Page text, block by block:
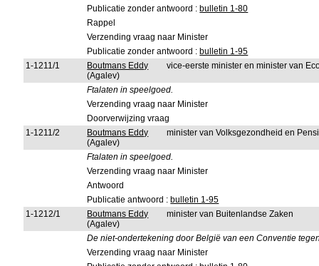
Publicatie zonder antwoord : bulletin 1-80
Rappel
Verzending vraag naar Minister
Publicatie zonder antwoord : bulletin 1-95
1-1211/1
Boutmans Eddy
(Agalev)
vice-eerste minister en minister van
Ftalaten in speelgoed.
Verzending vraag naar Minister
Doorverwijzing vraag
1-1211/2
Boutmans Eddy
(Agalev)
minister van Volksgezondheid en
Ftalaten in speelgoed.
Verzending vraag naar Minister
Antwoord
Publicatie antwoord : bulletin 1-95
1-1212/1
Boutmans Eddy
(Agalev)
minister van Buitenlandse Zaken
De niet-ondertekening door België van een Conventie
Verzending vraag naar Minister